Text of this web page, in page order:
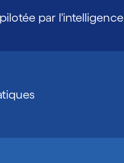
par l'intelligence